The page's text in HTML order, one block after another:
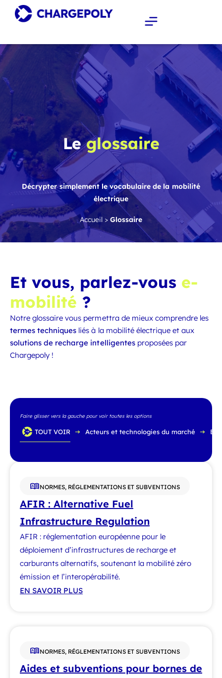
Leglossaire
Décrypter simplement le vocabulaire de la mobilité
électrique
Accueil >Glossaire
Et vous, parlez-vous e-
mobilité ?
Notre glossaire vous permettra de mieux comprendre les
termes techniques liés à la mobilité électrique et aux
solutions de recharge intelligentesproposées par
Chargepoly !
Faire glisser vers la gauche pour voir toutes les options
Acteurs et technologies du marché
TOUT VOIR
NORMES, RÉGLEMENTATIONS ET SUBVENTIONS
AFIR : Alternative Fuel
Infrastructure Regulation
AFIR : réglementation européenne pour le
déploiement d’infrastructures de recharge et
carburants alternatifs, soutenant la mobilité zéro
émission et l’interopérabilité.
EN SAVOIR PLUS
NORMES, RÉGLEMENTATIONS ET SUBVENTIONS
Aides et subventions pour bornes de